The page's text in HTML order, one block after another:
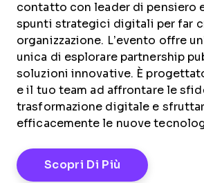
contatto con leader di pensiero
spunti strategici digitali per far
organizzazione. L’evento offre
unica di esplorare partnership
soluzioni innovative. È
e il tuo team ad affrontare le
trasformazione digitale e
efficacemente le nuove
Scopri Di Più Opens New